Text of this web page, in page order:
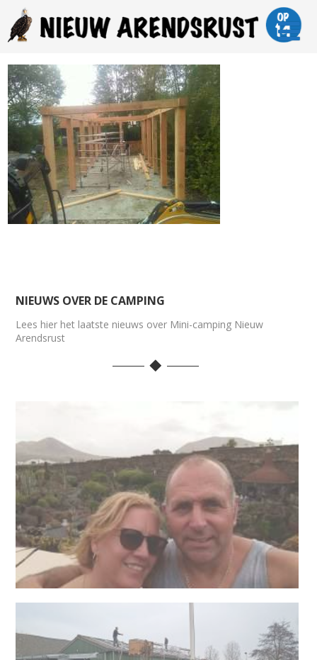
NIEUWS OVER DE CAMPING
Lees hier het laatste nieuws over Mini-camping Nieuw
Arendsrust